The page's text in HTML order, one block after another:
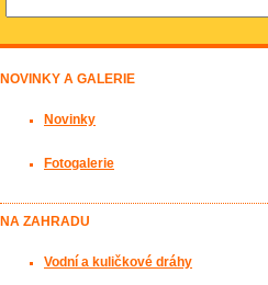
NOVINKY A GALERIE
Novinky
Fotogalerie
NA ZAHRADU
Vodní a kuličkové dráhy